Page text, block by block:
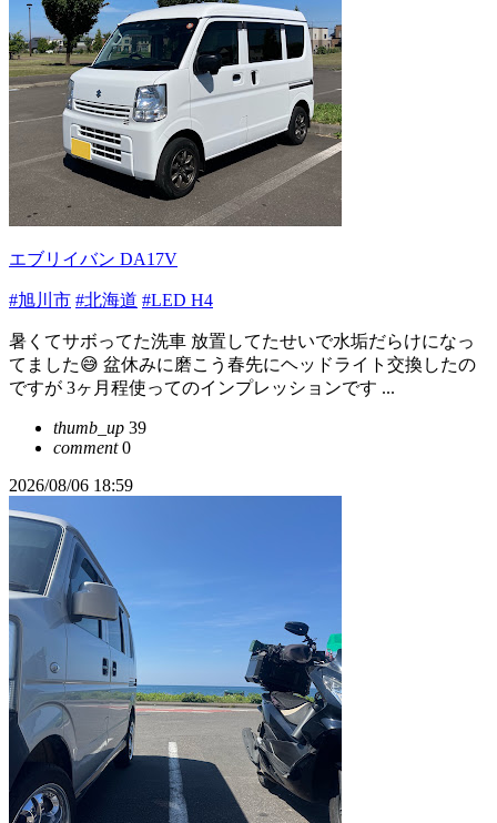
エブリイバン DA17V
#旭川市 #北海道 #LED H4
暑くてサボってた洗車 放置してたせいで水垢だらけになっ
てました😅 盆休みに磨こう春先にヘッドライト交換したの
ですが 3ヶ月程使ってのインプレッションです ...
thumb_up 39
comment0
2026/08/06 18:59